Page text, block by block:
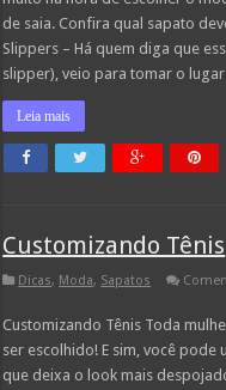
de saia. Confira qual sapato
Slippers – Há quem diga que
slipper), veio para tomar o
Leia mais
Customizando Tênis
Dicas, Moda, Sapatos
Customizando Tênis Toda
ser escolhido! E sim, você pode
que deixa o look mais